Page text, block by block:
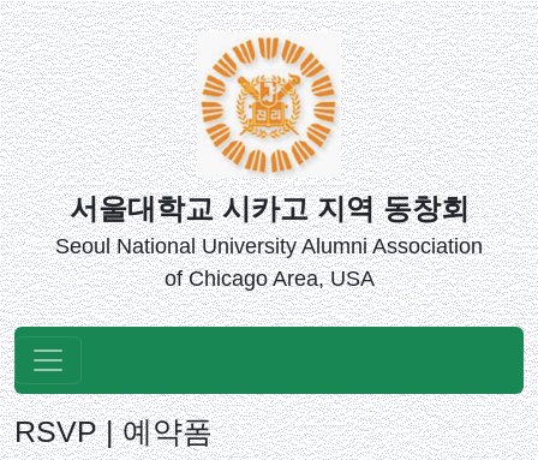
서울대학교 시카고 지역 동창회
Seoul National University Alumni Association
of Chicago Area, USA
RSVP | 예약폼